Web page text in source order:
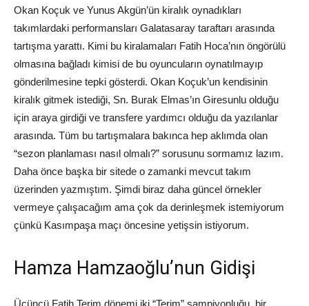
Okan Koçuk ve Yunus Akgün’ün kiralık oynadıkları
takımlardaki performansları Galatasaray taraftarı arasında
tartışma yarattı. Kimi bu kiralamaları Fatih Hoca’nın öngörülü
olmasına bağladı kimisi de bu oyuncuların oynatılmayıp
gönderilmesine tepki gösterdi. Okan Koçuk’un kendisinin
kiralık gitmek istediği, Sn. Burak Elmas’ın Giresunlu olduğu
için araya girdiği ve transfere yardımcı olduğu da yazılanlar
arasında. Tüm bu tartışmalara bakınca hep aklımda olan
“sezon planlaması nasıl olmalı?” sorusunu sormamız lazım.
Daha önce başka bir sitede o zamanki mevcut takım
üzerinden yazmıştım. Şimdi biraz daha güncel örnekler
vermeye çalışacağım ama çok da derinleşmek istemiyorum
çünkü Kasımpaşa maçı öncesine yetişsin istiyorum.
Hamza Hamzaoğlu’nun Gidişi
Üçüncü Fatih Terim dönemi iki “Terim” şampiyonluğu, bir